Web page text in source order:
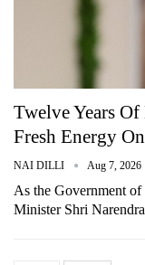
Twelve Years
Fresh Energy
NAI DILLI Aug 7, 2026
As the Government
Minister Shri